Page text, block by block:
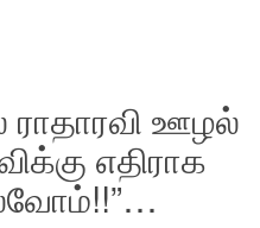
ராதாரவி ஊழல்
எதிராக